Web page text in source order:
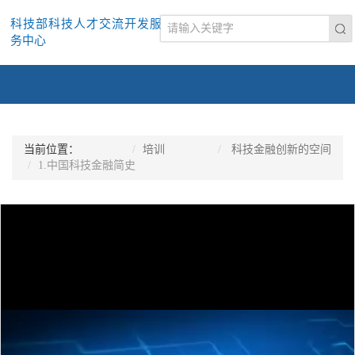
科技部科技人才交流开发服
务中心
当前位置： 培训
科技金融创新的空间
1.中国科技金融简史